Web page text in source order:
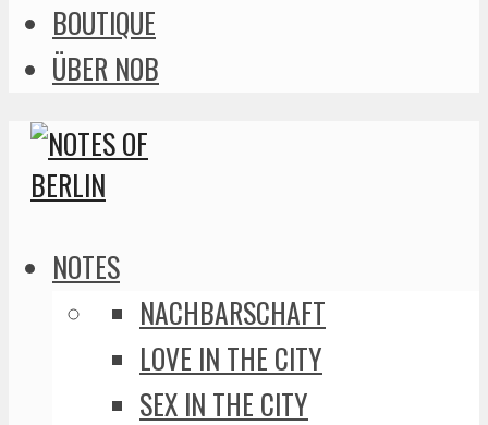
BOUTIQUE
ÜBER NOB
NOTES
NACHBARSCHAFT
LOVE IN THE CITY
SEX IN THE CITY